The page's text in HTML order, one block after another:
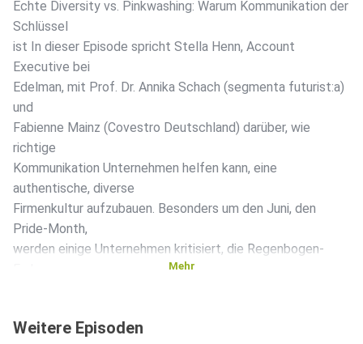
Echte Diversity vs. Pinkwashing: Warum Kommunikation der
Schlüssel
ist In dieser Episode spricht Stella Henn, Account
Executive bei
Edelman, mit Prof. Dr. Annika Schach (segmenta futurist:a)
und
Fabienne Mainz (Covestro Deutschland) darüber, wie
richtige
Kommunikation Unternehmen helfen kann, eine
authentische, diverse
Firmenkultur aufzubauen. Besonders um den Juni, den
Pride-Month,
werden einige Unternehmen kritisiert, die Regenbogen-
„Pinkwashings” bezichtigt. Die drei beleuchten, wie
Mehr
Weitere Episoden